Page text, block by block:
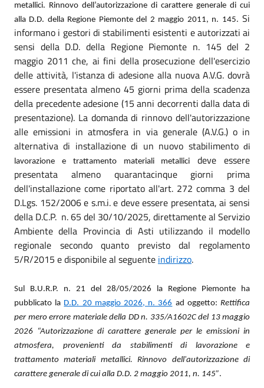
metallici. Rinnovo dell’autorizzazione di carattere generale di cui
alla D.D. della Regione Piemonte del 2 maggio 2011, n. 145. Si
informano i gestori di stabilimenti esistenti e autorizzati ai
sensi della D.D. della Regione Piemonte n. 145 del 2
maggio 2011 che, ai fini della prosecuzione dell'esercizio
delle attività, l'istanza di adesione alla nuova A.V.G. dovrà
essere presentata almeno 45 giorni prima della scadenza
della precedente adesione (15 anni decorrenti dalla data di
presentazione). La domanda di rinnovo dell'autorizzazione
alle emissioni in atmosfera in via generale (A.V.G.) o in
alternativa di installazione di un nuovo stabilimento di
lavorazione e trattamento materiali metallici
deve essere
presentata almeno quarantacinque giorni prima
dell'installazione come riportato all'art. 272 comma 3 del
D.Lgs. 152/2006 e s.m.i. e deve essere presentata, ai sensi
della D.C.P. n. 65 del 30/10/2025, direttamente al Servizio
Ambiente della Provincia di Asti utilizzando il modello
regionale secondo quanto previsto dal regolamento
5/R/2015 e disponibile al seguente indirizzo.
Sul B.U.R.P. n. 21 del 28/05/2026 la Regione Piemonte ha
pubblicato la D.D. 20 maggio 2026, n. 366 ad oggetto:Rettifica
per mero errore materiale della DD n. 335/A1602C del 13 maggio
2026 “Autorizzazione di carattere generale per le emissioni in
atmosfera, provenienti da stabilimenti di lavorazione e
trattamento materiali metallici. Rinnovo dell'autorizzazione di
carattere generale di cui alla D.D. 2 maggio 2011, n. 145”.